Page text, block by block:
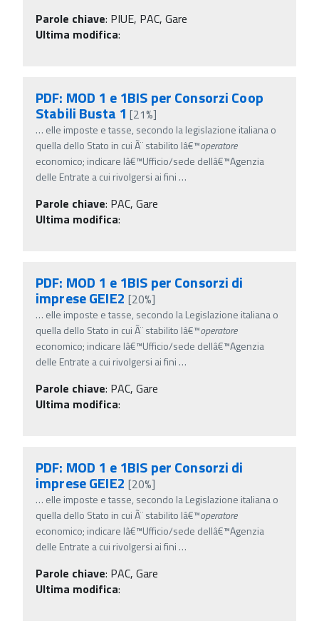
Parole chiave: PIUE, PAC, Gare
Ultima modifica:
PDF: MOD 1 e 1BIS per Consorzi Coop
Stabili Busta 1[21%]
… elle imposte e tasse, secondo la legislazione italiana o
quella dello Stato in cui Ã¨ stabilito lâ€™operatore
economico; indicare lâ€™Ufficio/sede dellâ€™Agenzia
delle Entrate a cui rivolgersi ai fini …
Parole chiave: PAC, Gare
Ultima modifica:
PDF: MOD 1 e 1BIS per Consorzi di
imprese GEIE2 [20%]
… elle imposte e tasse, secondo la Legislazione italiana o
quella dello Stato in cui Ã¨ stabilito lâ€™operatore
economico; indicare lâ€™Ufficio/sede dellâ€™Agenzia
delle Entrate a cui rivolgersi ai fini …
Parole chiave: PAC, Gare
Ultima modifica:
PDF: MOD 1 e 1BIS per Consorzi di
imprese GEIE2 [20%]
… elle imposte e tasse, secondo la Legislazione italiana o
quella dello Stato in cui Ã¨ stabilito lâ€™operatore
economico; indicare lâ€™Ufficio/sede dellâ€™Agenzia
delle Entrate a cui rivolgersi ai fini …
Parole chiave: PAC, Gare
Ultima modifica: